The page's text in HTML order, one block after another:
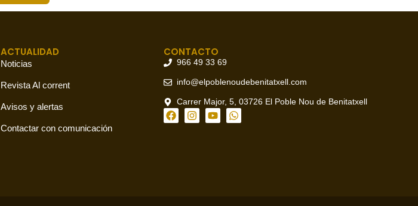
ACTUALIDAD
Noticias
Revista Al corrent
Avisos y alertas
Contactar con comunicación
CONTACTO
966 49 33 69
info@elpoblenoudebenitatxell.com
Carrer Major, 5, 03726 El Poble Nou de Benitatxell